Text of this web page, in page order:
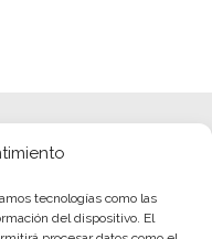
tecnologías como las
del dispositivo. El